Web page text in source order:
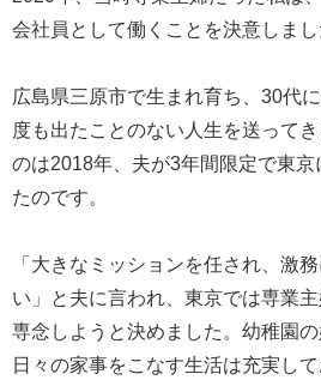
会社員として働くことを決意しまし
広島県三原市で生まれ育ち、30代
度も出たことのない人生を送って
のは2018年、夫が3年間限定で東京
たのです。
「大きなミッションを任され、激
い」と夫に言われ、東京では専業
専念しようと決めました。幼稚園
日々の家事をこなす生活は充実し